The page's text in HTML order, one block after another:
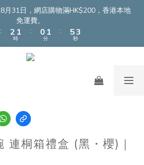
月31日，網店購物滿HK$200，香港本地
免運費。
:
4
2
1
3
2
1
0
時
:
2
1
0
3
1
0
分
:
7
5
4
4
2
1
秒
連桐箱禮盒 (黑・櫻)｜